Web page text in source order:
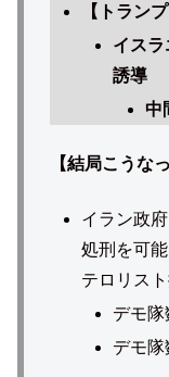
【トラン
イス
誘導
中
【結局こうな
イラン政
処刑を可
テロリス
デモ隊
デモ隊